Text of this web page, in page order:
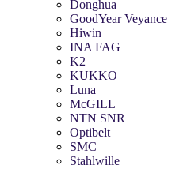
Donghua
GoodYear Veyance
Hiwin
INA FAG
K2
KUKKO
Luna
McGILL
NTN SNR
Optibelt
SMC
Stahlwille